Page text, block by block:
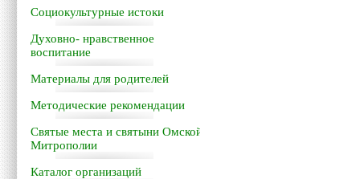
Социокультурные истоки
Духовно- нравственное
воспитание
Материалы для родителей
Методические рекомендации
Святые места и святыни Омской
Митрополии
Каталог организаций